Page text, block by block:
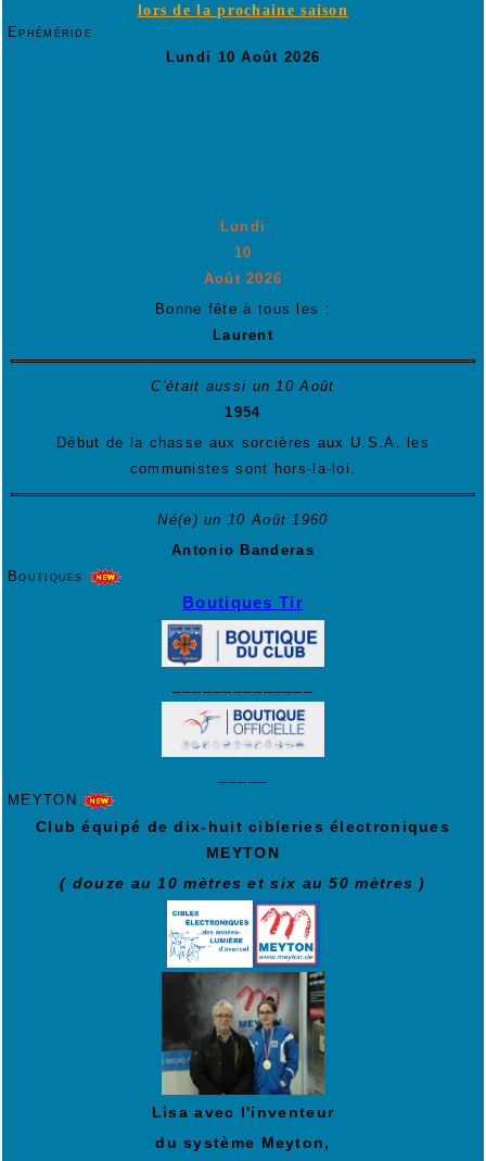
lors de la prochaine saison
Ephéméride
Lundi 10 Août 2026
Lundi
10
Août 2026
Bonne fête à tous les :
Laurent
C'était aussi un 10 Août
1954
Début de la chasse aux sorcières aux U.S.A. les
communistes sont hors-la-loi.
Né(e) un 10 Août 1960
Antonio Banderas
Boutiques
Boutiques Tir
MEYTON
Club équipé de dix-huit cibleries électroniques
MEYTON
( douze au 10 mètres et six au 50 mètres )
Lisa avec l'inventeur
du système Meyton,